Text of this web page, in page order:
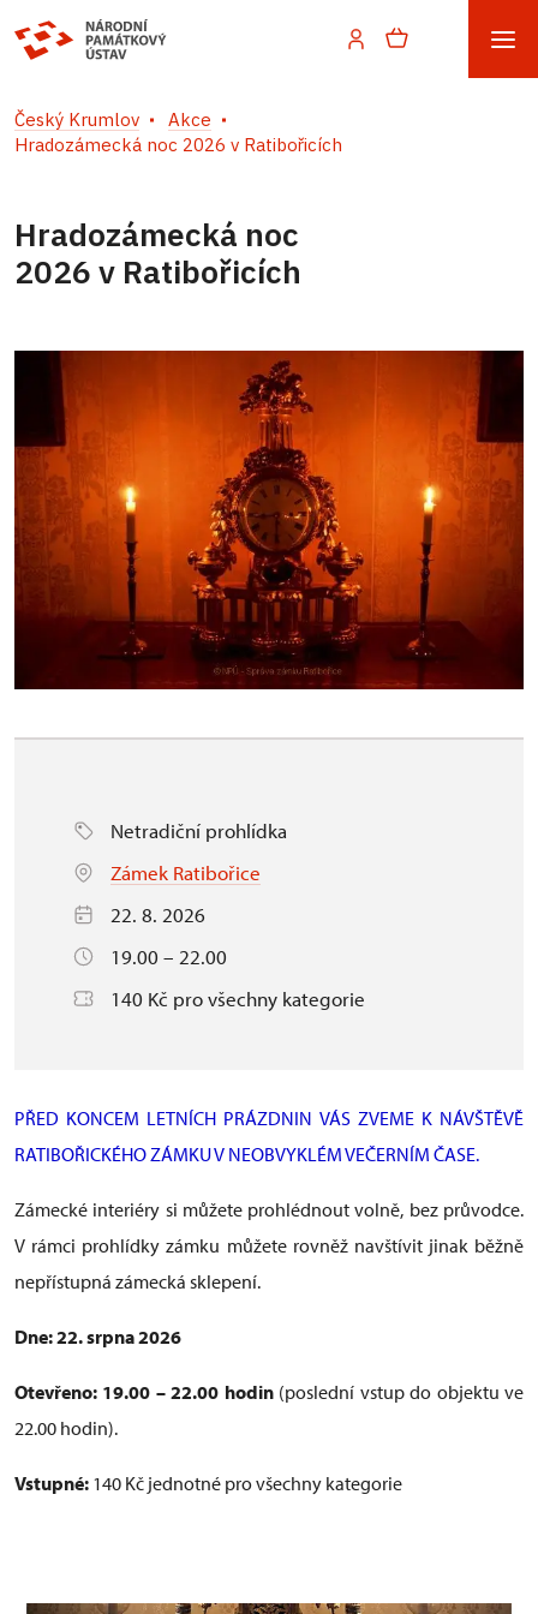
Český Krumlov
Akce
Hradozámecká noc 2026 v Ratibořicích
Hradozámecká noc
2026 v Ratibořicích
Netradiční prohlídka
Zámek Ratibořice
22. 8. 2026
19.00 – 22.00
140 Kč pro všechny kategorie
PŘED KONCEM LETNÍCH PRÁZDNIN VÁS ZVEME K NÁVŠTĚVĚ
RATIBOŘICKÉHO ZÁMKU V NEOBVYKLÉM VEČERNÍM ČASE.
Zámecké interiéry si můžete prohlédnout volně, bez průvodce.
V rámci prohlídky zámku můžete rovněž navštívit jinak běžně
nepřístupná zámecká sklepení.
Dne: 22. srpna 2026
Otevřeno: 19.00 – 22.00 hodin (poslední vstup do objektu ve
22.00 hodin).
Vstupné: 140 Kč jednotné pro všechny kategorie